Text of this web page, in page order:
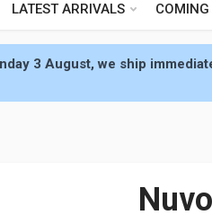
LATEST ARRIVALS
3 August, we ship